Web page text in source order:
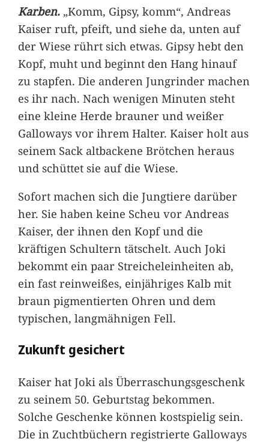
Karben.„Komm, Gipsy, komm“, Andreas
Kaiser ruft, pfeift, und siehe da, unten auf
der Wiese rührt sich etwas. Gipsy hebt den
Kopf, muht und beginnt den Hang hinauf
zu stapfen. Die anderen Jungrinder machen
es ihr nach. Nach wenigen Minuten steht
eine kleine Herde brauner und weißer
Galloways vor ihrem Halter. Kaiser holt aus
seinem Sack altbackene Brötchen heraus
und schüttet sie auf die Wiese.
Sofort machen sich die Jungtiere darüber
her. Sie haben keine Scheu vor Andreas
Kaiser, der ihnen den Kopf und die
kräftigen Schultern tätschelt. Auch Joki
bekommt ein paar Streicheleinheiten ab,
ein fast reinweißes, einjähriges Kalb mit
braun pigmentierten Ohren und dem
typischen, langmähnigen Fell.
Zukunft gesichert
Kaiser hat Joki als Überraschungsgeschenk
zu seinem 50. Geburtstag bekommen.
Solche Geschenke können kostspielig sein.
Die in Zuchtbüchern registrierte Galloways